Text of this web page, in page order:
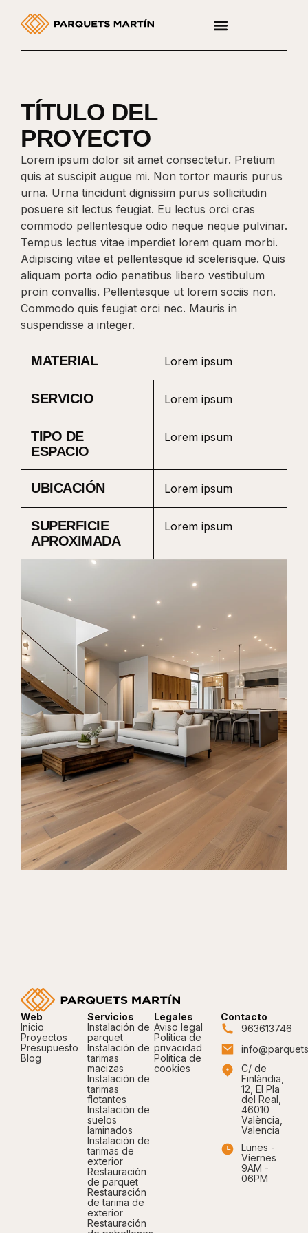
TÍTULO DEL
PROYECTO
Lorem ipsum dolor sit amet consectetur. Pretium
quis at suscipit augue mi. Non tortor mauris purus
urna. Urna tincidunt dignissim purus sollicitudin
posuere sit lectus feugiat. Eu lectus orci cras
commodo pellentesque odio neque neque pulvinar.
Tempus lectus vitae imperdiet lorem quam morbi.
Adipiscing vitae et pellentesque id scelerisque. Quis
aliquam porta odio penatibus libero vestibulum
proin convallis. Pellentesque ut lorem sociis non.
Commodo quis feugiat orci nec. Mauris in
suspendisse a integer.
MATERIAL Lorem ipsum
SERVICIO Lorem ipsum
TIPO DE
ESPACIO
Lorem ipsum
UBICACIÓN Lorem ipsum
SUPERFICIE
APROXIMADA
Lorem ipsum
Web
Inicio
Proyectos
Presupuesto
Blog
Servicios
Instalación de
parquet
Instalación de
tarimas
macizas
Instalación de
tarimas
flotantes
Instalación de
suelos
laminados
Instalación de
tarimas de
exterior
Restauración
de parquet
Restauración
de tarima de
exterior
Restauración
Legales
Aviso legal
Política de
privacidad
Política de
cookies
Contacto
963613746
C/ de
Finlàndia,
12, El Pla
del Real,
46010
València,
Valencia
Lunes -
Viernes
9AM -
06PM